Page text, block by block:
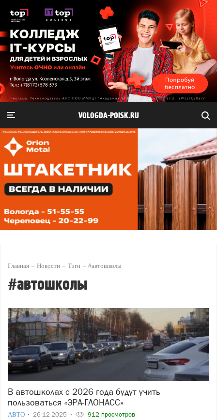
VOLOGDA-POISK.RU
Главная Новости Тэги #автошколы
#автошколы
В автошколах с 2026 года будут учить
пользоваться «ЭРА-ГЛОНАСС»
АВТО 26-12-2025 912 просмотров